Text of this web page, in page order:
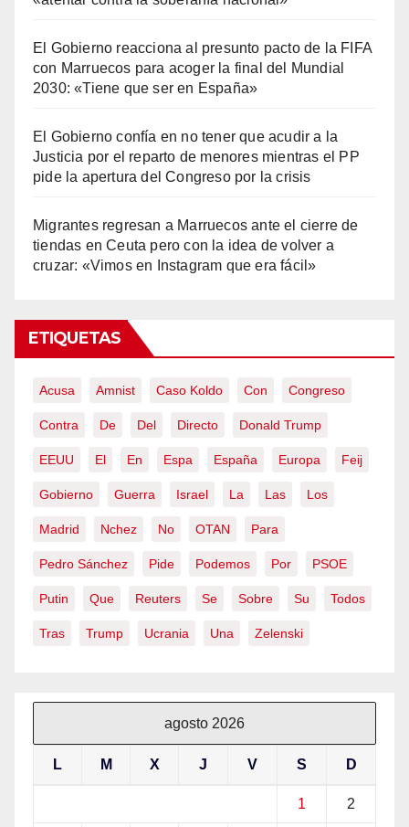
El Gobierno reacciona al presunto pacto de la FIFA
con Marruecos para acoger la final del Mundial
2030: «Tiene que ser en España»
El Gobierno confía en no tener que acudir a la
Justicia por el reparto de menores mientras el PP
pide la apertura del Congreso por la crisis
Migrantes regresan a Marruecos ante el cierre de
tiendas en Ceuta pero con la idea de volver a
cruzar: «Vimos en Instagram que era fácil»
ETIQUETAS
Acusa Amnist Caso Koldo Con Congreso
Contra De Del Directo Donald Trump
EEUU El En Espa España Europa Feij
Gobierno Guerra Israel La Las Los
Madrid Nchez No OTAN Para
Pedro Sánchez Pide Podemos Por PSOE
Putin Que Reuters Se Sobre Su Todos
Tras Trump Ucrania Una Zelenski
agosto 2026
L M X J V S D
1 2